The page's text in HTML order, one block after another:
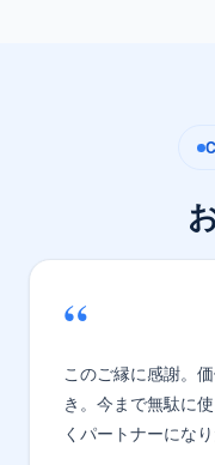
“
このご縁に感謝。
き。今まで無駄に
くパートナーにな